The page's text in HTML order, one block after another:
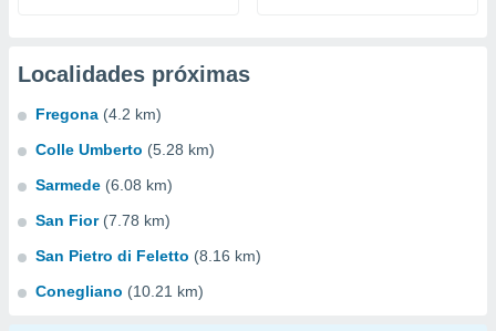
Localidades próximas
Fregona (4.2 km)
Colle Umberto (5.28 km)
Sarmede (6.08 km)
San Fior (7.78 km)
San Pietro di Feletto (8.16 km)
Conegliano (10.21 km)